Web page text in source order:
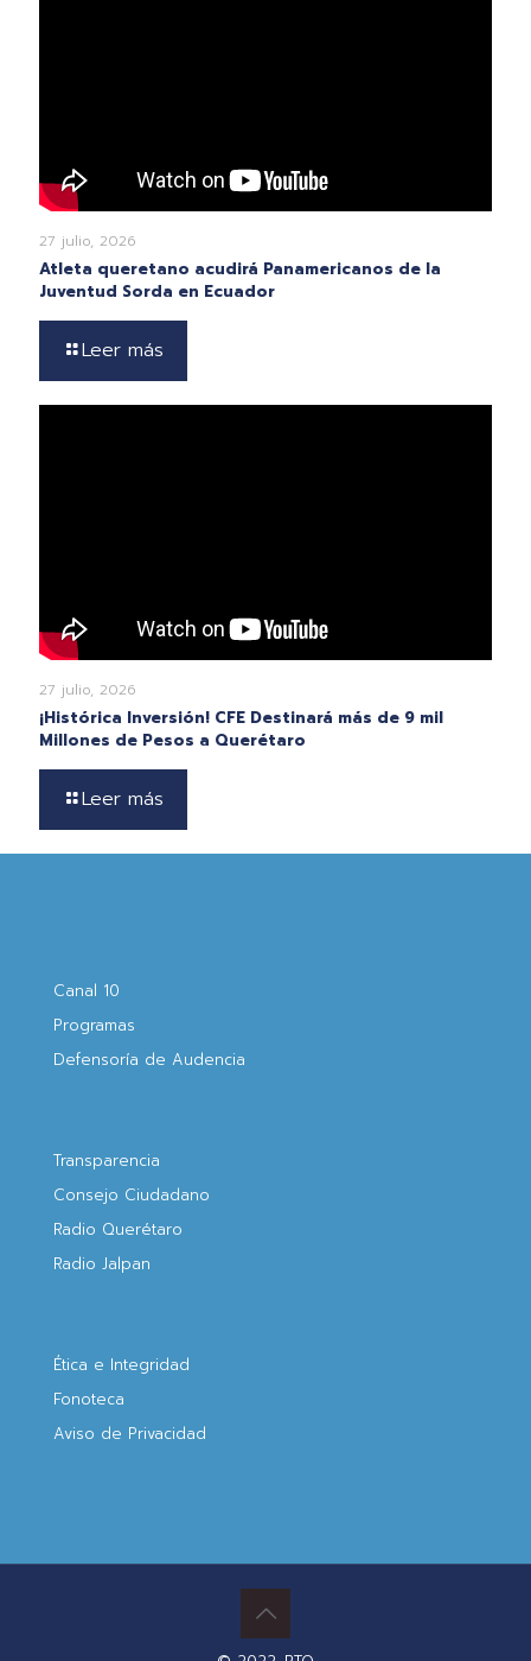
27 julio, 2026
Atleta queretano acudirá Panamericanos de la
Juventud Sorda en Ecuador
Leer más
27 julio, 2026
¡Histórica Inversión! CFE Destinará más de 9 mil
Millones de Pesos a Querétaro
Leer más
Canal 10
Programas
Defensoría de Audencia
Transparencia
Consejo Ciudadano
Radio Querétaro
Radio Jalpan
Ética e Integridad
Fonoteca
Aviso de Privacidad